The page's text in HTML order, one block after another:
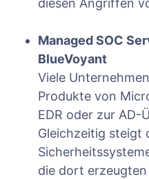
diesen Angriffen
Managed SOC
BlueVoyant
Viele
Produkte von
EDR oder zur AD-
Gleichzeitig steigt
die dort